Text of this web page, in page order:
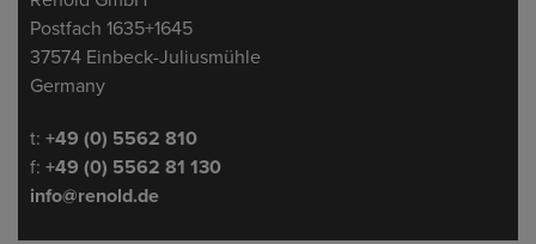
Postfach 1635+1645
37574 Einbeck-Juliusmühle
Germany
Telefon/Fax
t: +49 (0) 5562 810
f: +49 (0) 5562 81 130
info@renold.de